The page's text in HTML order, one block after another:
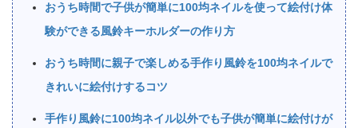
おうち時間で子供が簡単に100均ネイルを使って絵付け体
験ができる風鈴キーホルダーの作り方
おうち時間に親子で楽しめる手作り風鈴を100均ネイルで
きれいに絵付けするコツ
手作り風鈴に100均ネイル以外でも子供が簡単に絵付けが